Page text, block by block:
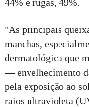
44% e rugas, 49%.
"As principais
manchas,
dermatológica que
— envelhecimento
pela exposição ao
raios ultravioleta